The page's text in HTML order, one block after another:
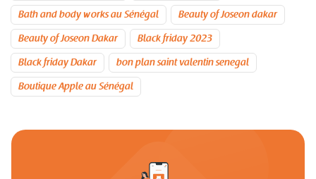
Bath and body works au Sénégal Beauty of Joseon dakar
Beauty of Joseon Dakar Black friday 2023
Black friday Dakar bon plan saint valentin senegal
Boutique Apple au Sénégal